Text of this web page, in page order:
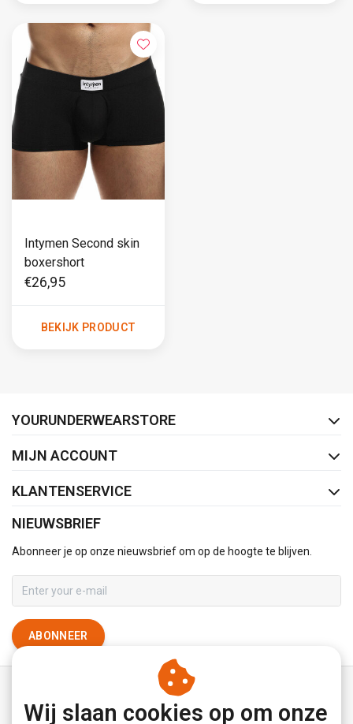
Intymen Second skin
boxershort
€26,95
BEKIJK PRODUCT
YOURUNDERWEARSTORE
MIJN ACCOUNT
KLANTENSERVICE
NIEUWSBRIEF
Abonneer je op onze nieuwsbrief om op de hoogte te blijven.
ABONNEER
Wij slaan cookies op om onze